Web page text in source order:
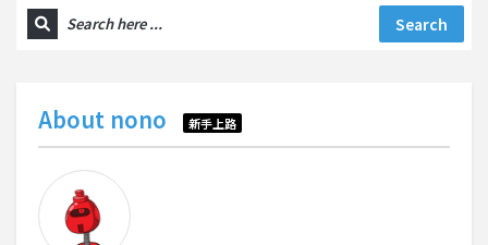
Search
About nono 新手上路